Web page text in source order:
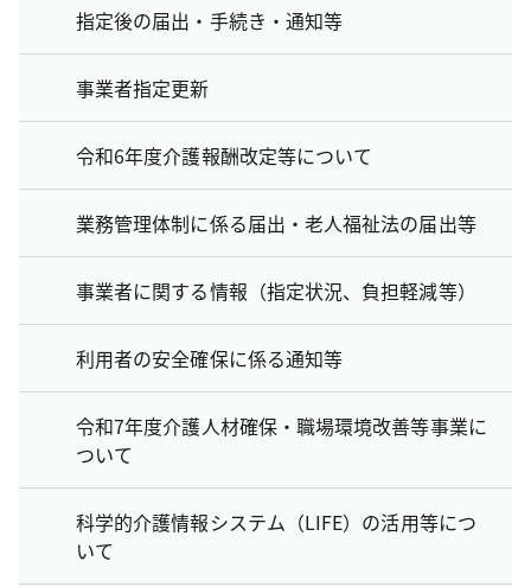
指定後の届出・手続き・通知等
事業者指定更新
令和6年度介護報酬改定等について
業務管理体制に係る届出・老人福祉法の届出等
事業者に関する情報（指定状況、負担軽減等）
利用者の安全確保に係る通知等
令和7年度介護人材確保・職場環境改善等事業に
ついて
科学的介護情報システム（LIFE）の活用等につ
いて